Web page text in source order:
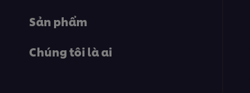
Sản phẩm
Chúng tôi là ai